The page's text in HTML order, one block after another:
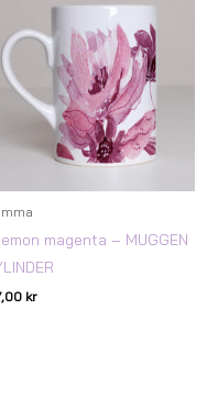
magenta – MUGGEN
kr